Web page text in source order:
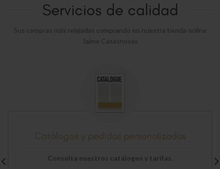
Servicios de calidad
Sus compras más relajadas comprando en nuestra tienda online
Jaime Casasnovas
Catálogos y pedidos personalizados
Consulta nuestros catálogos y tarifas.